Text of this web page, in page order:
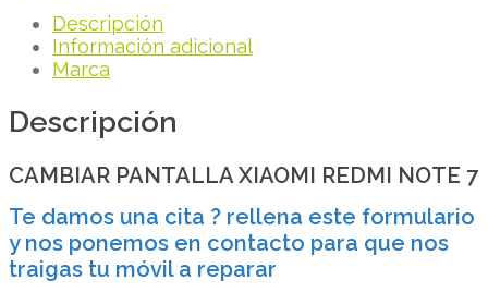
Descripción
Información adicional
Marca
Descripción
CAMBIAR PANTALLA XIAOMI REDMI NOTE 7
Te damos una cita ? rellena este formulario
y nos ponemos en contacto para que nos
traigas tu móvil a reparar